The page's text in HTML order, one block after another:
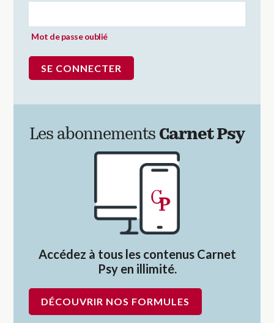
Mot de passe oublié
Les abonnements Carnet Psy
Accédez à tous les contenus Carnet
Psy en illimité.
DÉCOUVRIR NOS FORMULES